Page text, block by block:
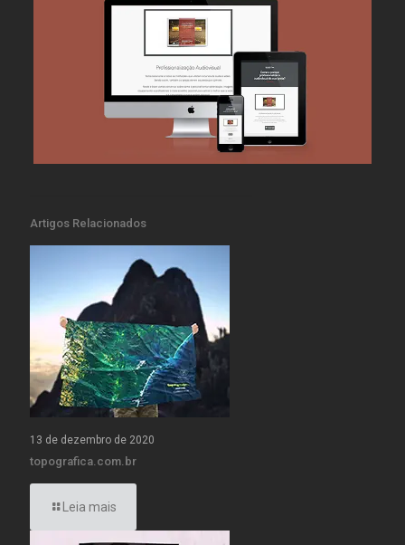
Artigos Relacionados
13 de dezembro de 2020
topografica.com.br
Leia mais